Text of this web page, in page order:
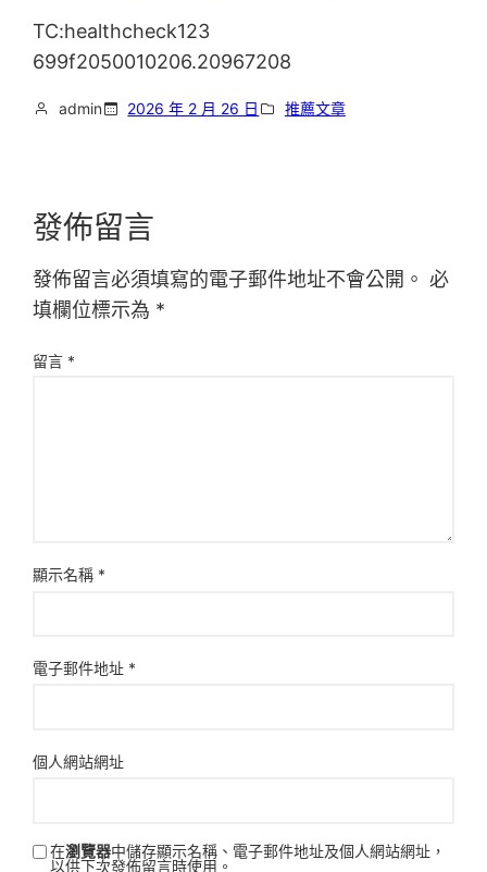
TC:healthcheck123
699f2050010206.20967208
admin 2026 年 2 月 26 日 推薦文章
發佈留言
發佈留言必須填寫的電子郵件地址不會公開。 必
填欄位標示為 *
留言 *
顯示名稱 *
電子郵件地址 *
個人網站網址
在瀏覽器中儲存顯示名稱、電子郵件地址及個人網站網址，
以供下次發佈留言時使用。